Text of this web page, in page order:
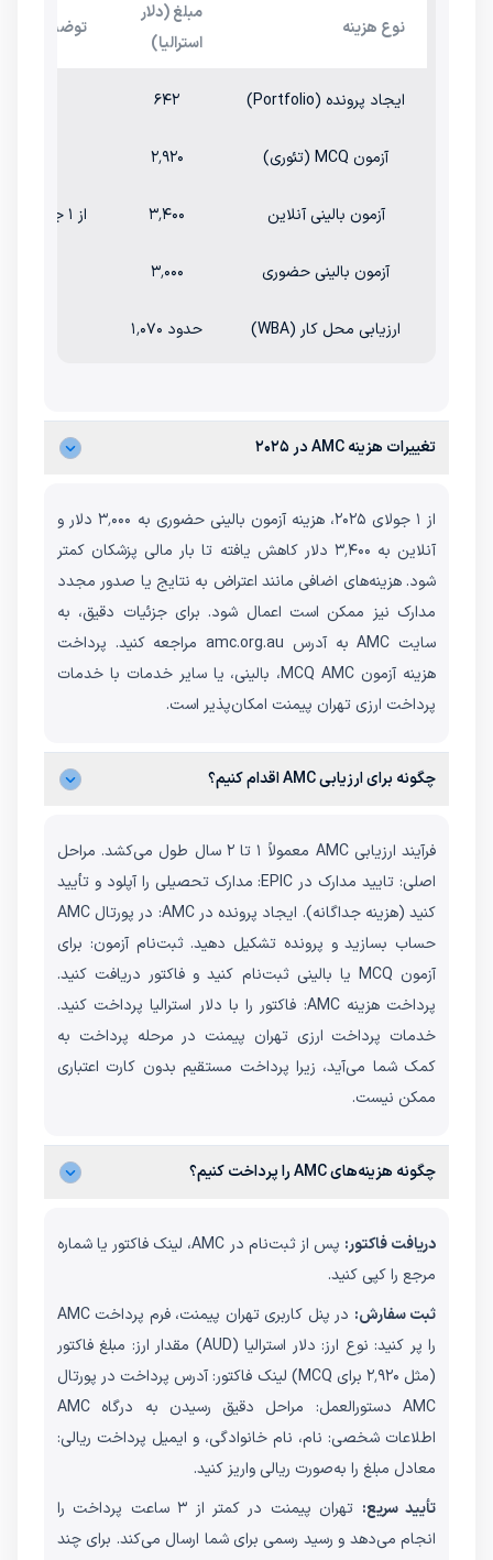
نوع هزینه
مبلغ (دلار
استرالیا)
توضیحات
ایجاد پرونده (Portfolio) ۶۴۲
آزمون MCQ (تئوری) ۲٬۹۲۰
آزمون بالینی آنلاین ۳٬۴۰۰ از ۱ جولای ۲۰۲۵ (شامل ۴۰۰ دلار بستر آنلاین)
آزمون بالینی حضوری ۳٬۰۰۰
ارزیابی محل کار (WBA) حدود ۱٬۰۷۰
تغییرات هزینه‌ AMC در ۲۰۲۵
از ۱ جولای ۲۰۲۵، هزینه آزمون بالینی حضوری به ۳٬۰۰۰ دلار و
آنلاین به ۳٬۴۰۰ دلار کاهش یافته تا بار مالی پزشکان کمتر
شود. هزینه‌های اضافی مانند اعتراض به نتایج یا صدور مجدد
مدارک نیز ممکن است اعمال شود. برای جزئیات دقیق، به
سایت AMC به آدرس amc.org.au مراجعه کنید. پرداخت
هزینه آزمون MCQ AMC، بالینی، یا سایر خدمات با خدمات
پرداخت ارزی تهران پیمنت امکان‌پذیر است.
چگونه برای ارزیابی AMC اقدام کنیم؟
فرآیند ارزیابی AMC معمولاً ۱ تا ۲ سال طول می‌کشد. مراحل
اصلی: تایید مدارک در EPIC: مدارک تحصیلی را آپلود و تأیید
کنید (هزینه جداگانه). ایجاد پرونده در AMC: در پورتال AMC
حساب بسازید و پرونده تشکیل دهید. ثبت‌نام آزمون: برای
آزمون MCQ یا بالینی ثبت‌نام کنید و فاکتور دریافت کنید.
پرداخت هزینه AMC: فاکتور را با دلار استرالیا پرداخت کنید.
خدمات پرداخت ارزی تهران پیمنت در مرحله پرداخت به
کمک شما می‌آید، زیرا پرداخت مستقیم بدون کارت اعتباری
ممکن نیست.
چگونه هزینه‌های AMC را پرداخت کنیم؟
دریافت فاکتور:
پس از ثبت‌نام در AMC، لینک فاکتور یا شماره
مرجع را کپی کنید.
ثبت سفارش:
در پنل کاربری تهران پیمنت، فرم پرداخت AMC
را پر کنید: نوع ارز: دلار استرالیا (AUD) مقدار ارز: مبلغ فاکتور
(مثل ۲٬۹۲۰ برای MCQ) لینک فاکتور: آدرس پرداخت در پورتال
AMC دستورالعمل: مراحل دقیق رسیدن به درگاه AMC
اطلاعات شخصی: نام، نام خانوادگی، و ایمیل پرداخت ریالی:
معادل مبلغ را به‌صورت ریالی واریز کنید.
تأیید سریع:
تهران پیمنت در کمتر از ۳ ساعت پرداخت را
انجام می‌دهد و رسید رسمی برای شما ارسال می‌کند. برای چند